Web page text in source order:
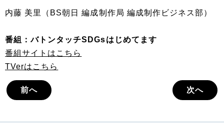
内藤 美里（BS朝日 編成制作局 編成制作ビジネス部）
番組：バトンタッチSDGsはじめてます
番組サイトはこちら
TVerはこちら
前へ 次へ